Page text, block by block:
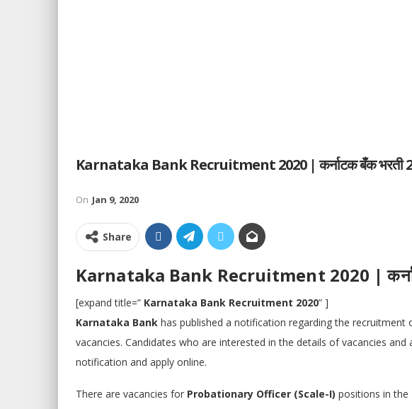
Karnataka Bank Recruitment 2020 | कर्नाटक बँक भरती
On Jan 9, 2020
Share
Karnataka Bank Recruitment 2020 |
[expand title=” Karnataka Bank Recruitment 2020” ]
Karnataka Bank has published a notification regarding the recruitment
vacancies. Candidates who are interested in the details of vacancies
notification and apply online.
There are vacancies for Probationary Officer (Scale-I) positions in the